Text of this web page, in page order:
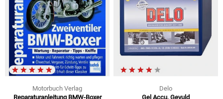
Motorbuch Verlag
Reparaturanleitung BMW-Boxer
Delo
Gel Accu, Gevuld